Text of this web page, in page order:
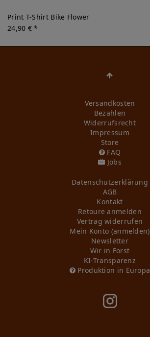
Print T-Shirt Bike Flower
24,90 € *
Versandkosten
Bezahlen
Widerrufs­recht
Impressum
Store
FAQ
Jobs
Daten­schutz­erklärung
AGB
Kontakt
Retoure anmelden
Vertrag widerrufen
Mein Konto (anmelden)
Newsletter
Wir in Forst
KI-Transparenz
Produktion in Europa